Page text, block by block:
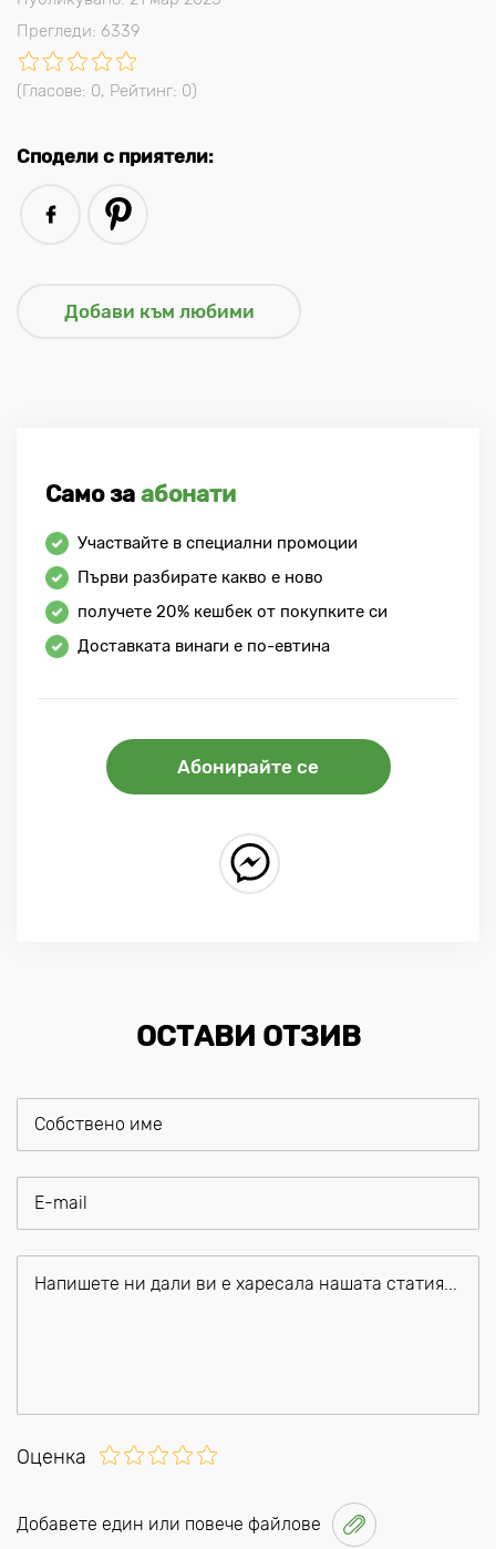
Прегледи: 6339
(Гласове: 0, Рейтинг: 0)
Сподели с приятели:
Само за абонати
Участвайте в специални промоции
Първи разбирате какво е ново
получете 20% кешбек от покупките си
Доставката винаги е по-евтина
Абонирайте се
ОСТАВИ ОТЗИВ
Оценка
Добавете един или повече файлове